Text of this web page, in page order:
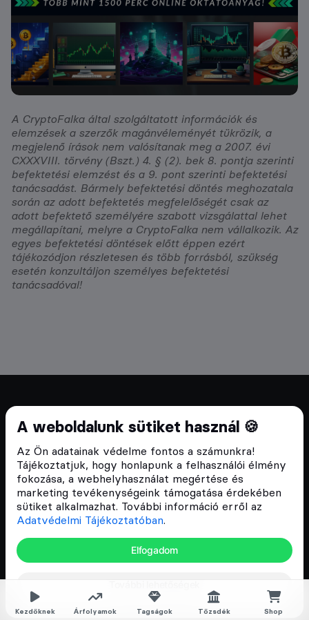
Kezdőknek Árfolyamok Tagságok Tőzsdék Shop
A weboldalunk sütiket használ 🍪
Az Ön adatainak védelme fontos a számunkra!
Tájékoztatjuk, hogy honlapunk a felhasználói élmény
fokozása, a webhelyhasználat megértése és
marketing tevékenységeink támogatása érdekében
sütiket alkalmazhat. További információ erről az
Adatvédelmi Tájékoztatóban.
Elfogadom
A CryptoFalka által szolgáltatott információk és
elemzések a szerzők magánvéleményét tükrözik, a
megjelenő írások nem valósítanak meg a 2007. évi
CXXXVIII. törvény (Bszt.) 4. § (2). bek 8. pontja szerinti
befektetési elemzést és a 9. pont szerinti befektetési
tanácsadást. Bármely befektetési döntés meghozatala
során az adott befektetés megfelelőségét csak az
adott befektető személyére szabott vizsgálattal lehet
megállapítani, melyre a CryptoFalka nem vállalkozik. Az
egyes befektetési döntések előtt éppen ezért
tájékozódjon részletesen és több forrásból, szükség
esetén konzultáljon személyes befektetési
tanácsadóval!
Cryptofalka 2018 óta
Szívünkön viseljük a blokklánc technológia
népszerűsítését Magyarországon, ezért 2018 óta a
Cryptofalka célja, hogy biztosítsa a hazai közösség
és vállalatok digitális oktatását és fejlődését.
Oldalak
Árfolyamok
Rólunk